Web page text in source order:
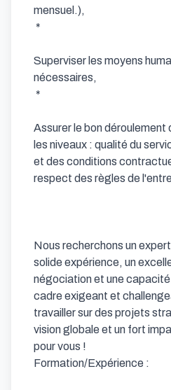
mensuel.),
Superviser les moyens
nécessaires,
Assurer le bon déroulement
les niveaux : qualité du
et des conditions
respect des règles de
Nous recherchons un
solide expérience, un
négociation et une capacité
cadre exigeant et
travailler sur des projets
vision globale et un fort
pour vous !
Formation/Expérience :